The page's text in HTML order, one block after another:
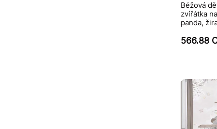
Béžová
zvířátka
panda,
566.88